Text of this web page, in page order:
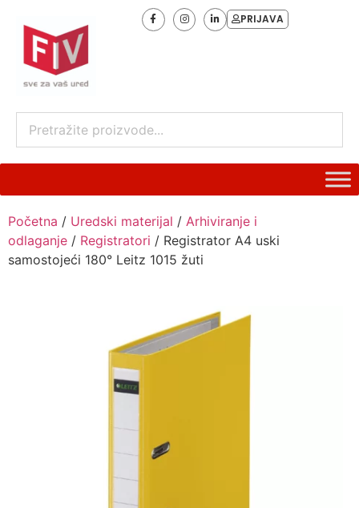
PRIJAVA
Početna / Uredski materijal / Arhiviranje i
odlaganje / Registratori / Registrator A4 uski
samostojeći 180° Leitz 1015 žuti